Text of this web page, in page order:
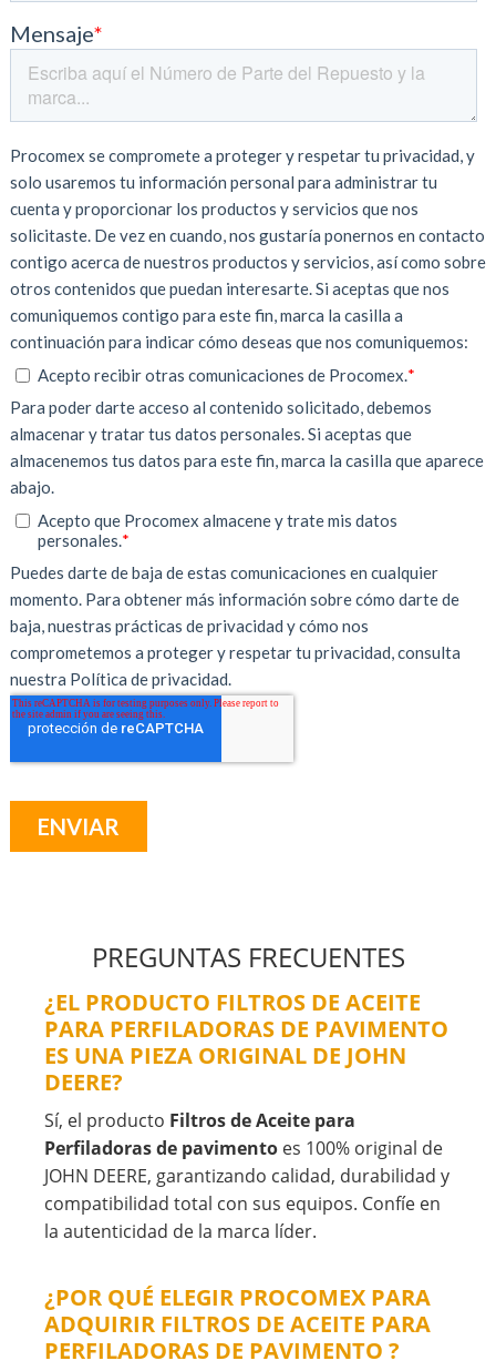
PREGUNTAS FRECUENTES
¿EL PRODUCTO FILTROS DE ACEITE
PARA PERFILADORAS DE PAVIMENTO
ES UNA PIEZA ORIGINAL DE JOHN
DEERE?
Sí, el producto Filtros de Aceite para
Perfiladoras de pavimento es 100% original de
JOHN DEERE, garantizando calidad, durabilidad y
compatibilidad total con sus equipos. Confíe en
la autenticidad de la marca líder.
¿POR QUÉ ELEGIR PROCOMEX PARA
ADQUIRIR FILTROS DE ACEITE PARA
PERFILADORAS DE PAVIMENTO ?